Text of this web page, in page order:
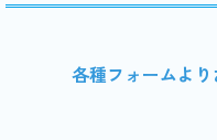
各種フォームより